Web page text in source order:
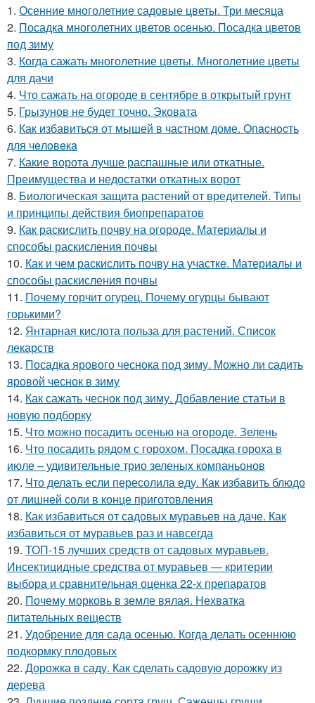
1. Осенние многолетние садовые цветы. Три месяца
2. Посадка многолетних цветов осенью. Посадка цветов
под зиму
3. Когда сажать многолетние цветы. Многолетние цветы
для дачи
4. Что сажать на огороде в сентябре в открытый грунт
5. Грызунов не будет точно. Эковата
6. Как избавиться от мышей в частном доме. Oпacнocть
для чeлoвeкa
7. Какие ворота лучше распашные или откатные.
Преимущества и недостатки откатных ворот
8. Биологическая защита растений от вредителей. Типы
и принципы действия биопрепаратов
9. Как раскислить почву на огороде. Материалы и
способы раскисления почвы
10. Как и чем раскислить почву на участке. Материалы и
способы раскисления почвы
11. Почему горчит огурец. Почему огурцы бывают
горькими?
12. Янтарная кислота польза для растений. Список
лекарств
13. Посадка ярового чеснока под зиму. Можно ли садить
яровой чеснок в зиму
14. Как сажать чеснок под зиму. Добавление статьи в
новую подборку
15. Что можно посадить осенью на огороде. Зелень
16. Что посадить рядом с горохом. Посадка гороха в
июле – удивительные трио зеленых компаньонов
17. Что делать если пересолила еду. Как избавить блюдо
от лишней соли в конце приготовления
18. Как избавиться от садовых муравьев на даче. Как
избавиться от муравьев раз и навсегда
19. ТОП-15 лучших средств от садовых муравьев.
Инсектицидные средства от муравьев — критерии
выбора и сравнительная оценка 22-х препаратов
20. Почему морковь в земле вялая. Нехватка
питательных веществ
21. Удобрение для сада осенью. Когда делать осеннюю
подкормку плодовых
22. Дорожка в саду. Как сделать садовую дорожку из
дерева